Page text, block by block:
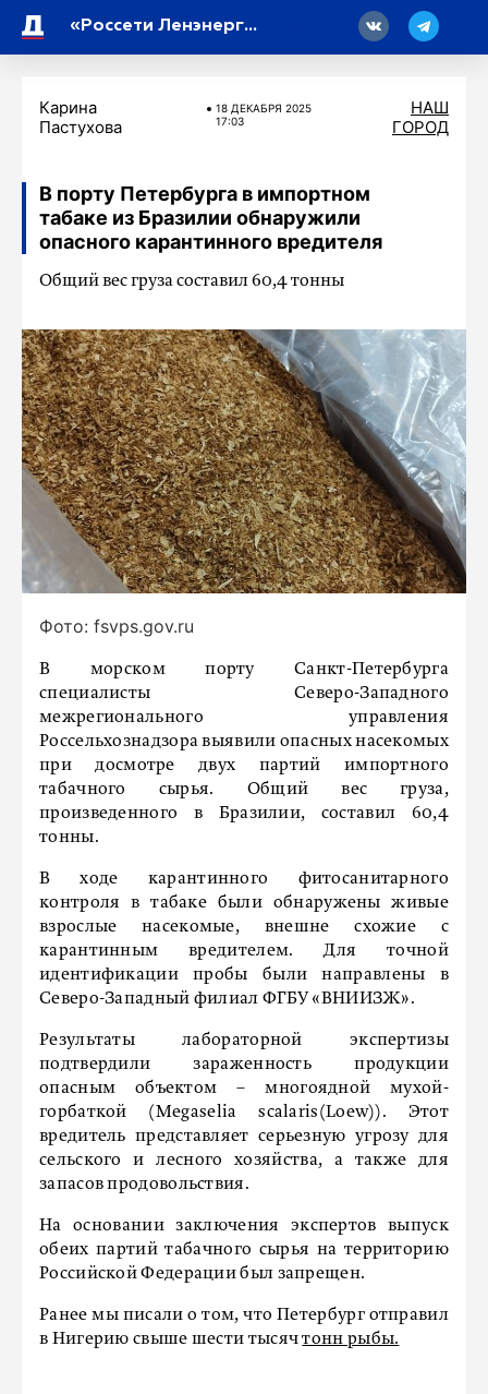
«Россети Ленэнерго» обеспечили электроэнергией складской комплекс в Ленобласти
Карина
Пастухова
18 ДЕКАБРЯ 2025
17:03
НАШ
ГОРОД
В порту Петербурга в импортном
табаке из Бразилии обнаружили
опасного карантинного вредителя
Общий вес груза составил 60,4 тонны
Фото: fsvps.gov.ru
В морском порту Санкт-Петербурга
специалисты Северо-Западного
межрегионального управления
Россельхознадзора выявили опасных насекомых
при досмотре двух партий импортного
табачного сырья. Общий вес груза,
произведенного в Бразилии, составил 60,4
тонны.
В ходе карантинного фитосанитарного
контроля в табаке были обнаружены живые
взрослые насекомые, внешне схожие с
карантинным вредителем. Для точной
идентификации пробы были направлены в
Северо-Западный филиал ФГБУ «ВНИИЗЖ».
Результаты лабораторной экспертизы
подтвердили зараженность продукции
опасным объектом – многоядной мухой-
горбаткой (Megaselia scalaris(Loew)). Этот
вредитель представляет серьезную угрозу для
сельского и лесного хозяйства, а также для
запасов продовольствия.
На основании заключения экспертов выпуск
обеих партий табачного сырья на территорию
Российской Федерации был запрещен.
Ранее мы писали о том, что Петербург отправил
в Нигерию свыше шести тысячтонн рыбы.